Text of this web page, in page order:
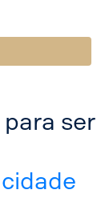
ser